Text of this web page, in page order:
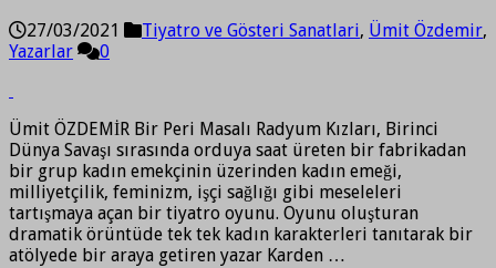
27/03/2021 Tiyatro ve Gösteri Sanatlari, Ümit Özdemir,
Yazarlar
0
Ümit ÖZDEMİR Bir Peri Masalı Radyum Kızları, Birinci
Dünya Savaşı sırasında orduya saat üreten bir fabrikadan
bir grup kadın emekçinin üzerinden kadın emeği,
milliyetçilik, feminizm, işçi sağlığı gibi meseleleri
tartışmaya açan bir tiyatro oyunu. Oyunu oluşturan
dramatik örüntüde tek tek kadın karakterleri tanıtarak bir
atölyede bir araya getiren yazar Karden …